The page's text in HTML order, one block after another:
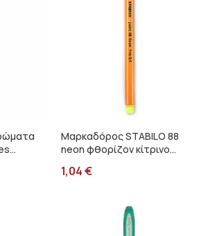
Μαρκαδόρος STABILO 88
neon φθορίζον κίτρινο
1,04€